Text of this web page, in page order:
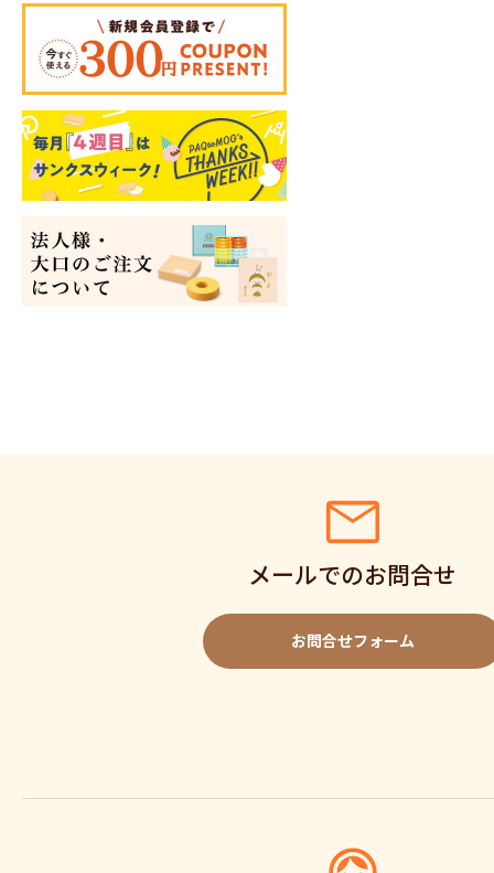
メールでのお問合せ
お問合せフォーム